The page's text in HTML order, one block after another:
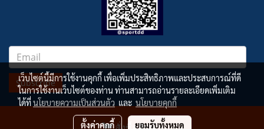
Subscribe
ผู้เข้าชมวันนี้ 341
เว็บไซต์นี้มีการใช้งานคุกกี้ เพื่อเพิ่มประสิทธิภาพและประสบการณ์ที่ดี
ในการใช้งานเว็บไซต์ของท่าน ท่านสามารถอ่านรายละเอียดเพิ่มเติม
ได้ที่นโยบายความเป็นส่วนตัว และ นโยบายคุกกี้
ตั้งค่าคุกกี้ ยอมรับทั้งหมด